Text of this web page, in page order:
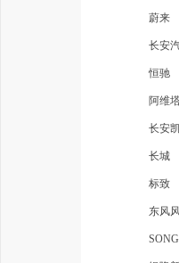
蔚来
长安
恒驰
阿维
长安
长城
标致
东风